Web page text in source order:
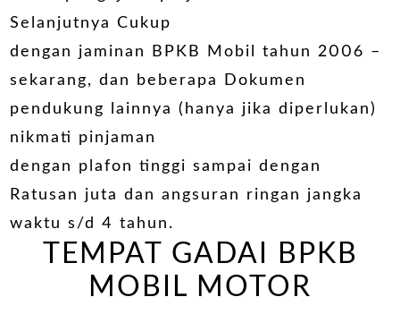
Selanjutnya Cukup
dengan jaminan BPKB Mobil tahun 2006 –
sekarang, dan beberapa Dokumen
pendukung lainnya (hanya jika diperlukan)
nikmati pinjaman
dengan plafon tinggi sampai dengan
Ratusan juta dan angsuran ringan jangka
waktu s/d 4 tahun.
TEMPAT GADAI BPKB
MOBIL MOTOR